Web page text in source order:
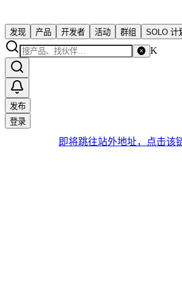
发现 产品 开发者 活动 群组 SOLO 计
K
发布
登录
即将跳往站外地址，点击该